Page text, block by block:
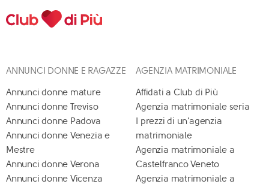
ANNUNCI DONNE E RAGAZZE
Annunci donne mature
Annunci donne Treviso
Annunci donne Padova
Annunci donne Venezia e
Mestre
Annunci donne Verona
Annunci donne Vicenza
AGENZIA MATRIMONIALE
Affidati a Club di Più
Agenzia matrimoniale seria
I prezzi di un'agenzia
matrimoniale
Agenzia matrimoniale a
Castelfranco Veneto
Agenzia matrimoniale a